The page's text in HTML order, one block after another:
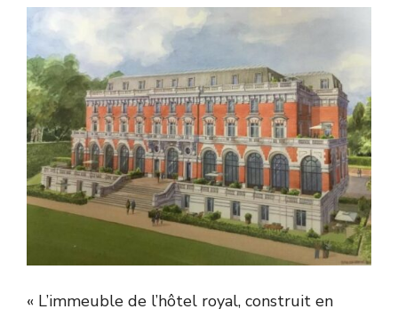
« L’immeuble de l’hôtel royal, construit en